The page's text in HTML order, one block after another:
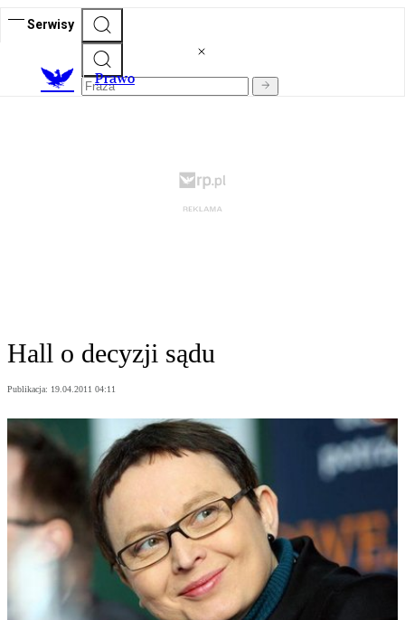
Serwisy
Prawo
Hall o decyzji sądu
Publikacja: 19.04.2011 04:11